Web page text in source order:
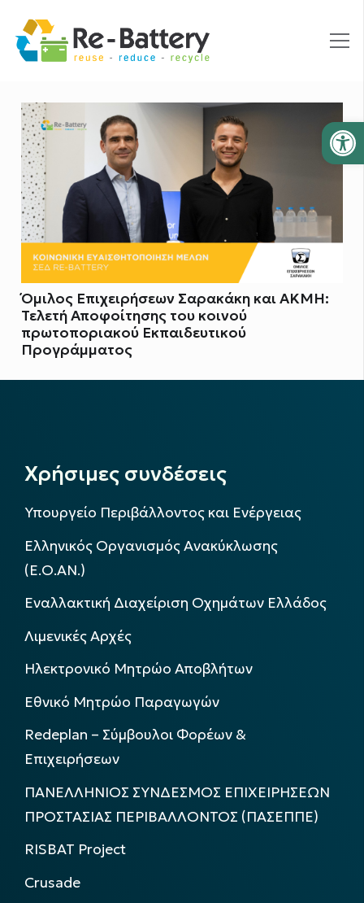
Όμιλος Επιχειρήσεων Σαρακάκη και ΑΚΜΗ:
Τελετή Αποφοίτησης του κοινού
πρωτοποριακού Εκπαιδευτικού
Προγράμματος
Χρήσιμες συνδέσεις
Υπουργείο Περιβάλλοντος και Ενέργειας
Ελληνικός Οργανισμός Ανακύκλωσης
(Ε.Ο.ΑΝ.)
Εναλλακτική Διαχείριση Οχημάτων Ελλάδος
Λιμενικές Αρχές
Ηλεκτρονικό Μητρώο Αποβλήτων
Εθνικό Μητρώο Παραγωγών
Redeplan – Σύμβουλοι Φορέων &
Επιχειρήσεων
ΠΑΝΕΛΛΗΝΙΟΣ ΣΥΝΔΕΣΜΟΣ ΕΠΙΧΕΙΡΗΣΕΩΝ
ΠΡΟΣΤΑΣΙΑΣ ΠΕΡΙΒΑΛΛΟΝΤΟΣ (ΠΑΣΕΠΠΕ)
RISBAT Project
Crusade